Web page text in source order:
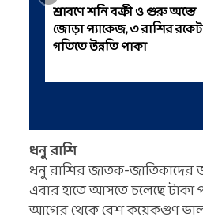
শ্রাবণে শনি বক্রী ও গুরু অস্তে
জোড়া প্যাকেজ, ৩ রাশির রকেট
গতিতে উন্নতি পাকা
ধনু রাশি
ধনু রাশির জাতক-জাতিকাদের
এবার হাতে আসতে চলেছে টাকা
আগের থেকে বেশ কয়েকগুণ ভাল